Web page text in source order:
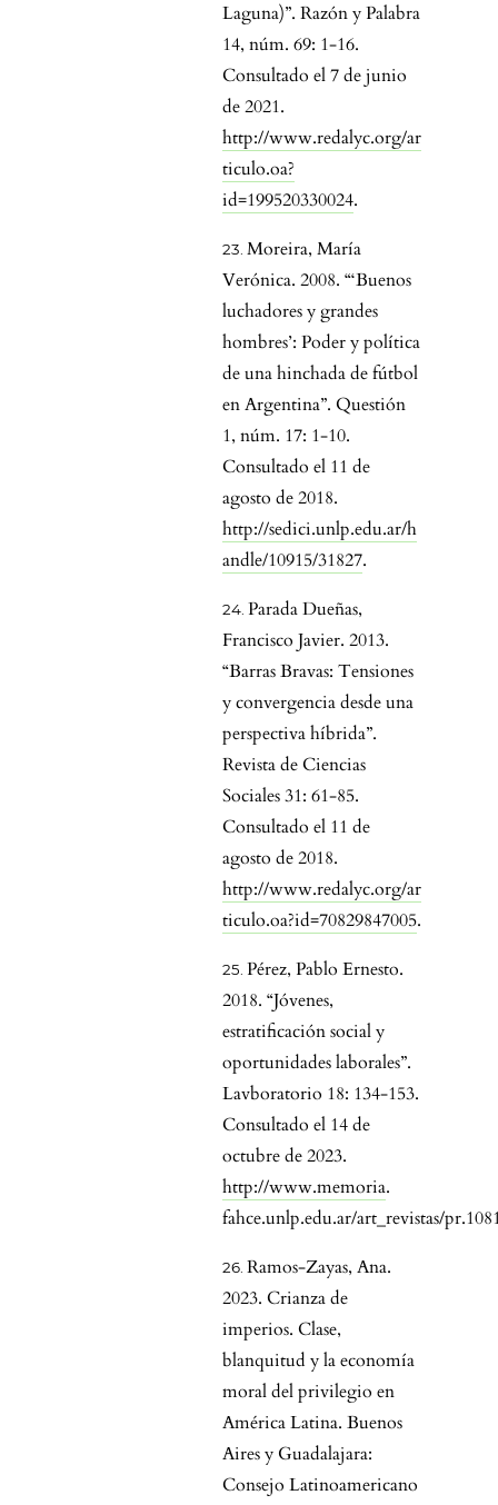
Laguna)”. Razón y Palabra
14, núm. 69: 1-16.
Consultado el 7 de junio
de 2021.
http://www.redalyc.org/ar
ticulo.oa?
id=199520330024.
Moreira, María
Verónica. 2008. “‘Buenos
luchadores y grandes
hombres’: Poder y política
de una hinchada de fútbol
en Argentina”. Questión
1, núm. 17: 1-10.
Consultado el 11 de
agosto de 2018.
http://sedici.unlp.edu.ar/h
andle/10915/31827.
Parada Dueñas,
Francisco Javier. 2013.
“Barras Bravas: Tensiones
y convergencia desde una
perspectiva híbrida”.
Revista de Ciencias
Sociales 31: 61-85.
Consultado el 11 de
agosto de 2018.
http://www.redalyc.org/ar
ticulo.oa?id=70829847005.
Pérez, Pablo Ernesto.
2018. “Jóvenes,
estratificación social y
oportunidades laborales”.
Lavboratorio 18: 134-153.
Consultado el 14 de
octubre de 2023.
http://www.memoria.
fahce.unlp.edu.ar/art_revistas/
Ramos-Zayas, Ana.
2023. Crianza de
imperios. Clase,
blanquitud y la economía
moral del privilegio en
América Latina. Buenos
Aires y Guadalajara:
Consejo Latinoamericano